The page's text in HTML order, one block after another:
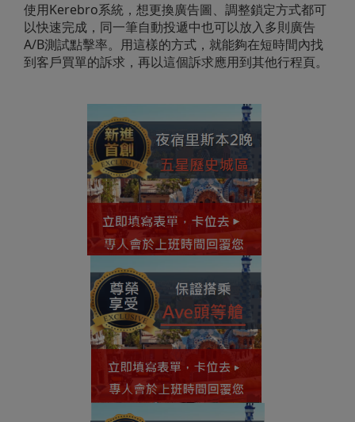
使用Kerebro系統，想更換廣告圖、調整鎖定方式都可
以快速完成，同一筆自動投遞中也可以放入多則廣告
A/B測試點擊率。用這樣的方式，就能夠在短時間內找
到客戶買單的訴求，再以這個訴求應用到其他行程頁。